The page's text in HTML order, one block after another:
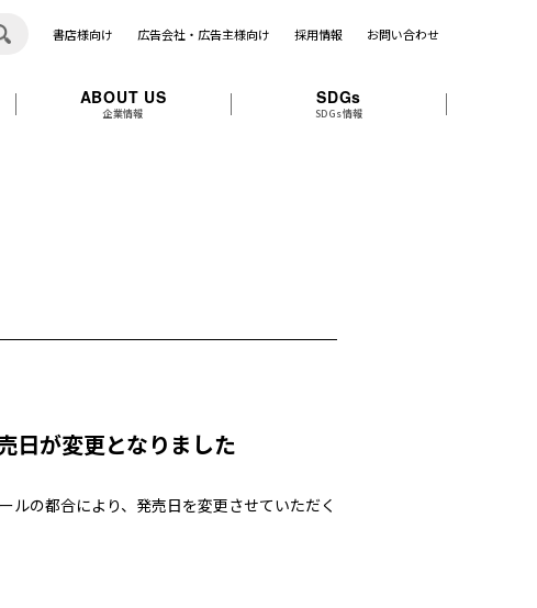
書店様向け 広告会社・広告主様向け 採用情報 お問い合わせ
ABOUT US
企業情報
SDGs
SDGs情報
日が変更となりました
の都合により、発売日を変更させていただく